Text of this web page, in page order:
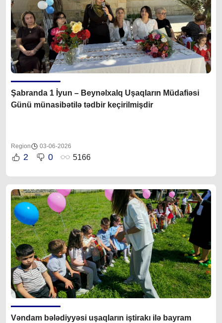
Şabranda 1 İyun – Beynəlxalq Uşaqların Müdafiəsi
Günü münasibətilə tədbir keçirilmişdir
Region 03-06-2026
2 0 5166
Vəndam bələdiyyəsi uşaqların iştirakı ilə bayram